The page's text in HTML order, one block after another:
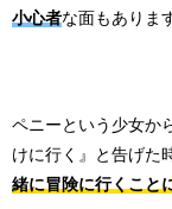
小心者な面もありま
ペニーという少女か
けに行く』と告げた
緒に冒険に行くこと